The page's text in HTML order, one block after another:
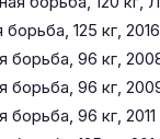
125 кг,
борьба, 96 кг,
борьба, 96 кг,
борьба, 96 кг, 2011